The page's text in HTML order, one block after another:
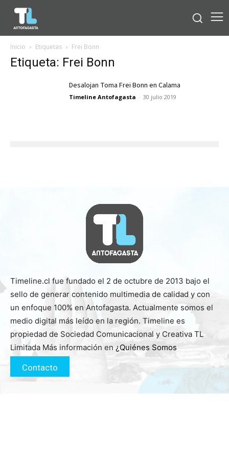
Inicio Etiquetas Frei Bonn
Etiqueta: Frei Bonn
Desalojan Toma Frei Bonn en Calama
Timeline Antofagasta - 30 julio 2019
Timeline.cl fue fundado el 2 de octubre de 2013 bajo el
sello de generar contenido multimedia de calidad y con
un enfoque 100% en Antofagasta. Actualmente somos el
medio digital más leído en la región. Timeline es
propiedad de Sociedad Comunicacional y Creativa TL
Limitada Más información en ¿Quiénes Somos
Contacto